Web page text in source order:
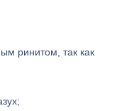
ринитом, так как